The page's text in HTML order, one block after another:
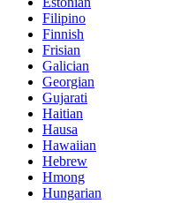
Filipino
Finnish
Frisian
Galician
Georgian
Gujarati
Haitian
Hausa
Hawaiian
Hebrew
Hmong
Hungarian